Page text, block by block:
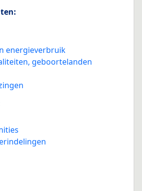
energieverbruik
geboortelanden